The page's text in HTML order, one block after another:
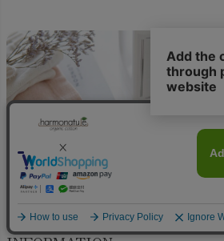
オーガニックコットン製品の
お手入れ